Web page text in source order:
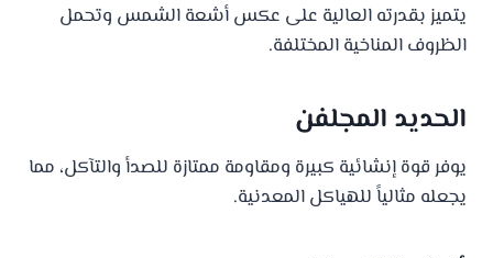
يتميز بقدرته العالية على عكس أشعة الشمس وتحمل
الظروف المناخية المختلفة.
الحديد المجلفن
يوفر قوة إنشائية كبيرة ومقاومة ممتازة للصدأ والتآكل، مما
يجعله مثالياً للهياكل المعدنية.